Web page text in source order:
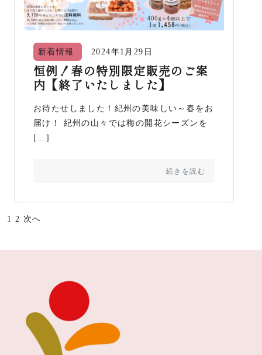
新着情報 2024年1月29日
恒例！春の特別限定販売のご案
内【終了いたしました】
お待たせしました！紀州の美味しい～春をお
届け！ 紀州の山々では梅の開花シーズンを
[…]
続きを読む
投
ナ
1 2 次へ